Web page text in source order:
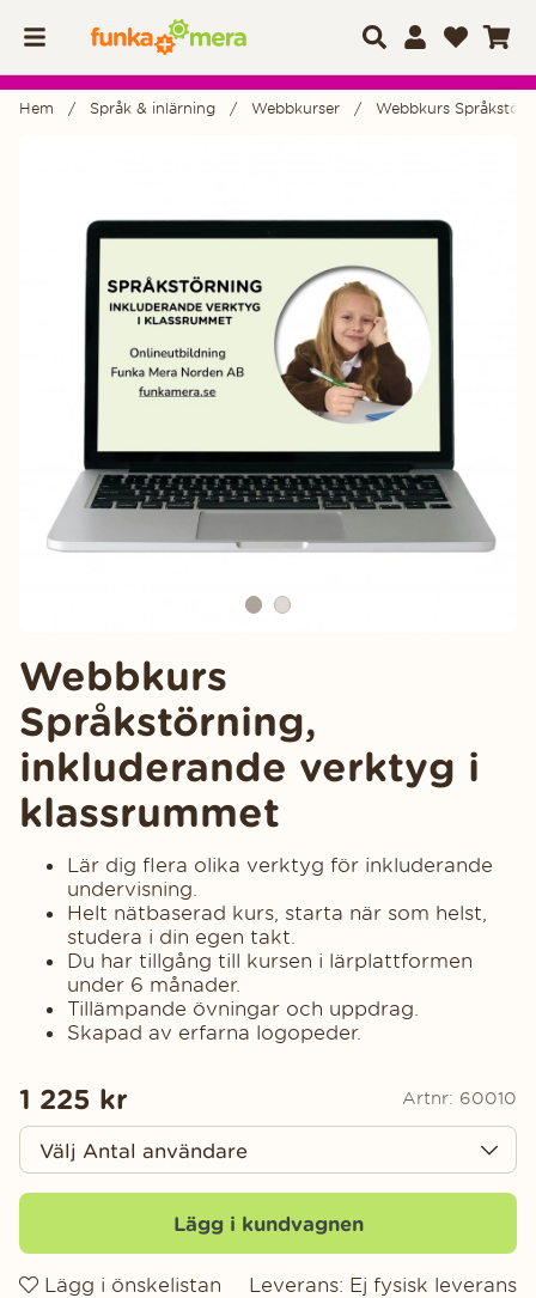
Hem Språk & inlärning Webbkurser Webbkurs
Webbkurs
Språkstörning,
inkluderande verktyg i
klassrummet
Lär dig flera olika verktyg för inkluderande
undervisning.
Helt nätbaserad kurs, starta när som helst,
studera i din egen takt.
Du har tillgång till kursen i lärplattformen
under 6 månader.
Tillämpande övningar och uppdrag.
Skapad av erfarna logopeder.
1 225 kr Artnr: 60010
Lägg i kundvagnen
Lägg i önskelistan Leverans: Ej fysisk leverans